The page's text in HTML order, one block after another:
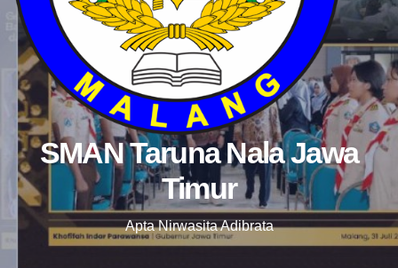
SMAN Taruna Nala Jawa
Timur
Apta Nirwasita Adibrata